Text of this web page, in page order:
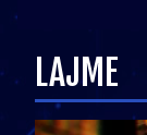
LAJME